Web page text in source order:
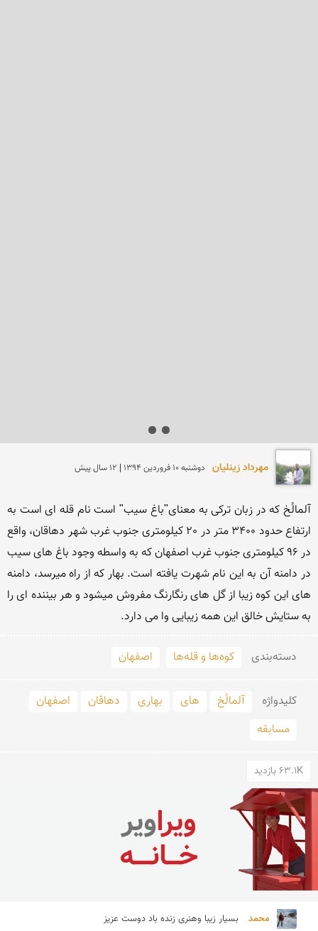
مهرداد زینلیان دوشنبه 10 فروردين 1394 | 12 سال پیش
به ستایش خالق این همه زیبایی وا می دارد.
دسته‌بندی کوه‌ها و قله‌ها اصفهان
کلید‌واژه آلمالُخ های بهاری دهاقان
اصفهان
مسابقه
63.1K بازدید
محمد